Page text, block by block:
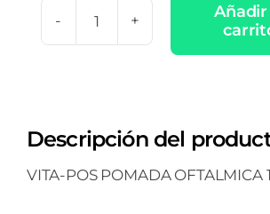
VITA-
1
Añadir
Descripción del
VITA-POS POMADA OFTALMICA